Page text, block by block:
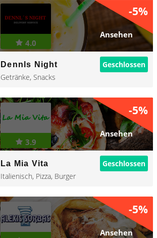
-5%
Ansehen
4.0
Dennls Night
Geschlossen
Getränke,Snacks
-5%
Ansehen
3.9
La Mia Vita
Geschlossen
Italienisch, Pizza, Burger
-5%
Ansehen